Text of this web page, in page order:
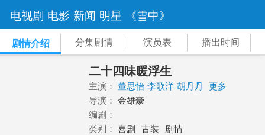
电视剧 电影 新闻 明星 《雪中》
剧情介绍 分集剧情 演员表 播出时间
二十四味暖浮生
主演： 董思怡 李歌洋 胡丹丹 更多
导演： 金雄豪
编剧：
类别： 喜剧 古装 剧情